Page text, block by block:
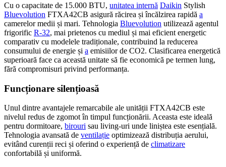
Cu o capacitate de 15.000 BTU, unitatea internă Daikin Stylish
Bluevolution FTXA42CB asigură răcirea și încălzirea rapidă a
camerelor medii și mari. Tehnologia Bluevolution utilizează agentul
frigorific R-32, mai prietenos cu mediul și mai eficient energetic
comparativ cu modelele tradiționale, contribuind la reducerea
consumului de energie și a emisiilor de CO2. Clasificarea energetică
superioară face ca această unitate să fie economică pe termen lung,
fără compromisuri privind performanța.
Funcționare silențioasă
Unul dintre avantajele remarcabile ale unității FTXA42CB este
nivelul redus de zgomot în timpul funcționării. Aceasta este ideală
pentru dormitoare, birouri sau living-uri unde liniștea este esențială.
Tehnologia avansată de ventilație optimizează distribuția aerului,
evitând curenții reci și oferind o experiență de climatizare
confortabilă și uniformă.